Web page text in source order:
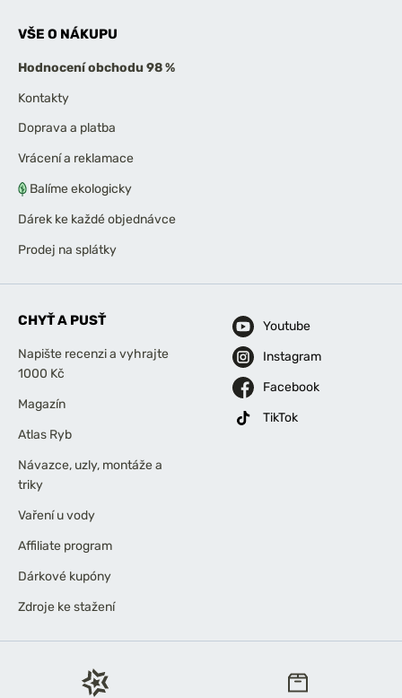
VŠE O NÁKUPU
Hodnocení obchodu 98 %
Kontakty
Doprava a platba
Vrácení a reklamace
Balíme ekologicky
Dárek ke každé objednávce
Prodej na splátky
CHYŤ A PUSŤ
Napište recenzi a vyhrajte
1000 Kč
Magazín
Atlas Ryb
Návazce, uzly, montáže a
triky
Vaření u vody
Affiliate program
Dárkové kupóny
Zdroje ke stažení
Youtube
Instagram
Facebook
TikTok